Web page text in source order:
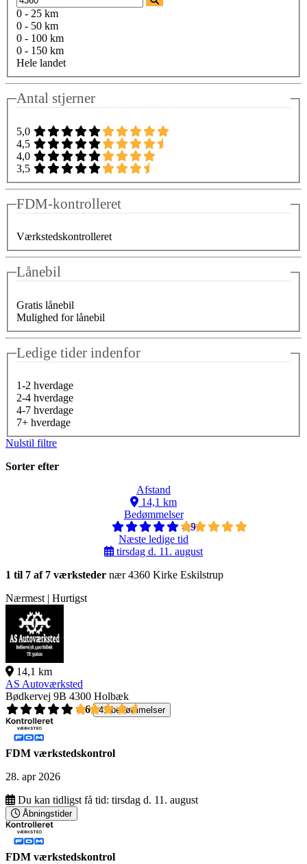
0 - 25 km
0 - 50 km
0 - 100 km
0 - 150 km
Hele landet
Antal stjerner
5,0
4,5
4,0
3,5
FDM-kontrolleret
Værkstedskontrolleret
Lånebil
Gratis lånebil
Mulighed for lånebil
Ledige tider indenfor
1-2 hverdage
2-4 hverdage
4-7 hverdage
7+ hverdage
Nulstil filtre
Sorter efter
Afstand
14,1 km
Bedømmelser
4,9
Næste ledige tid
tirsdag d. 11. august
1 til 7 af 7 værksteder nær 4360 Kirke Eskilstrup
Nærmest | Hurtigst
14,1 km
AS Autoværksted
Bødkervej 9B 4300 Holbæk
4,6
41 bedømmelser
FDM værkstedskontrol
28. apr 2026
Du kan tidligst få tid: tirsdag d. 11. august
Åbningstider
FDM værkstedskontrol